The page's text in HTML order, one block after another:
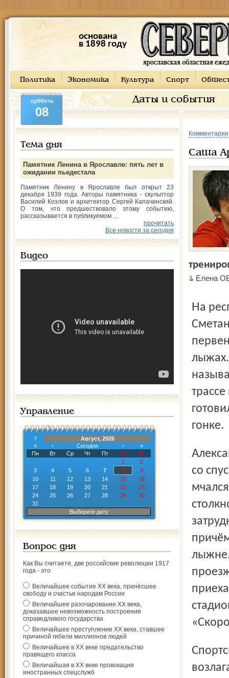
основана
в 1898 году
Политика Экономика Культура Спорт
Даты и события
суббота
08
Тема дня
Памятник Ленина в Ярославле: пять лет в
ожидании пьедестала
Памятник Ленину в Ярославле был открыт 23
декабря 1939 года. Авторы памятника - скульптор
Василий Козлов и архитектор Сергей Капачинский.
О том, что предшествовало этому событию,
рассказывается в публикуемом ...
прочитать
Все новости за сегодня
Видео
Управление
?
Август, 2026
«
‹ Сегодня ›
»
Пн
Вт Ср Чт Пт Сб
Вс
1
2
3
4 5 6 7 8
9
10
11 12 13 14 15
16
17
18 19 20 21 22
23
24
25 26 27 28 29
30
31
Выберите дату
Вопрос дня
Как Вы считаете, две российские революции 1917
года - это
Величайшее событие ХХ века, принёсшее
свободу и счастье народам России
Величайшее разочарование ХХ века,
доказавшее невозможность построения
справедливого государства
Величайшее преступление ХХ века, ставшее
причиной гибели миллионов людей
Величайшее в ХХ веке предательство
правящего класса
Величайшая в ХХ веке провокация
иностранных спецслужб
Саша
Елена
На республиканском лыжном комплексе имени Раисы
гонке.
Александр Архипов двигался со спуска, а навстречу также
со
лыжне.
Спортсмены всю ответ­ственность за произошедшее